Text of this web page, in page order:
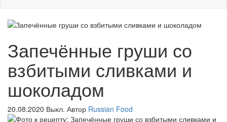
Запечённые груши со
взбитыми сливками и
шоколадом
20.08.2020 Выкл. Автор Russian Food